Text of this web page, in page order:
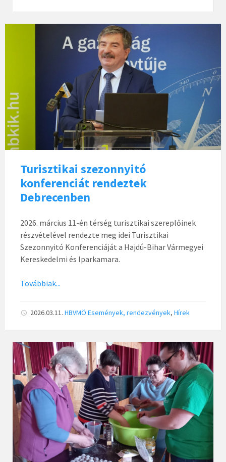
Turisztikai szezonnyitó
konferenciát rendeztek
Debrecenben
2026. március 11-én térség turisztikai szereplőinek
részvételével rendezte meg idei Turisztikai
Szezonnyitó Konferenciáját a Hajdú-Bihar Vármegyei
Kereskedelmi és Iparkamara.
Továbbiak...
2026.03.11. HBVMÖ Események, rendezvények, Hírek